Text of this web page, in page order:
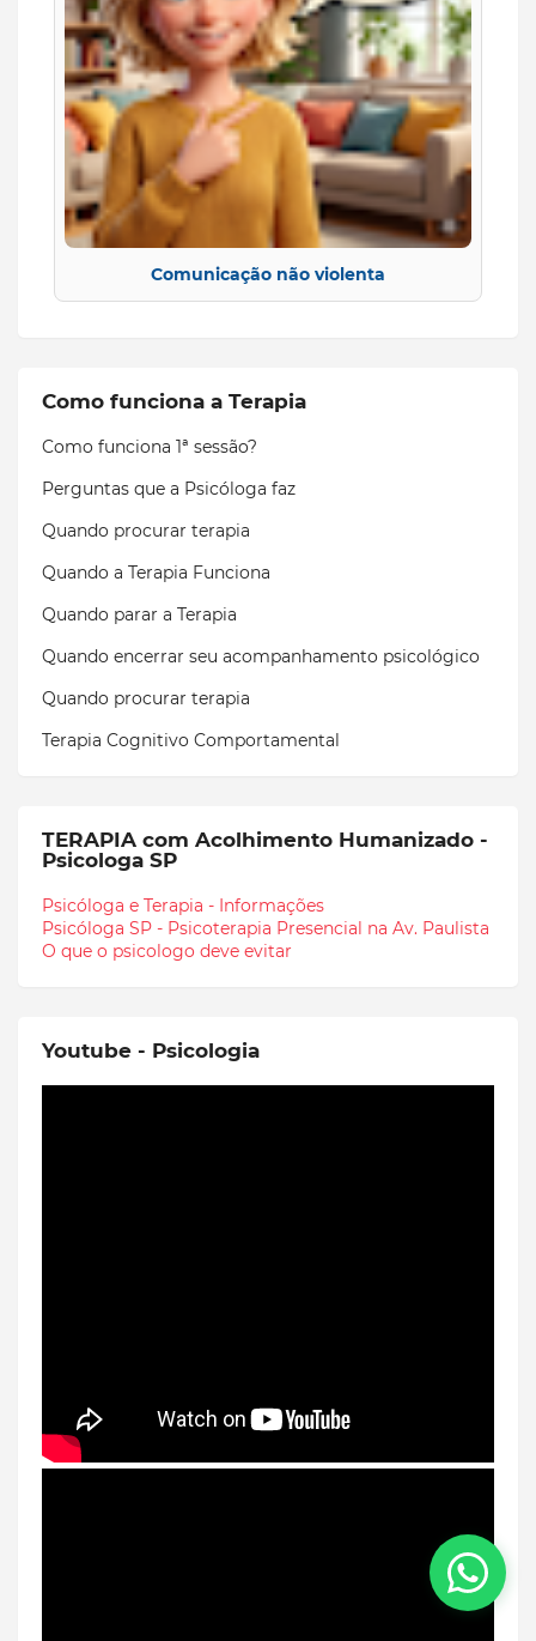
Comunicação não violenta
Como funciona a Terapia
Como funciona 1ª sessão?
Perguntas que a Psicóloga faz
Quando procurar terapia
Quando a Terapia Funciona
Quando parar a Terapia
Quando encerrar seu acompanhamento psicológico
Quando procurar terapia
Terapia Cognitivo Comportamental
TERAPIA com Acolhimento Humanizado -
Psicologa SP
Psicóloga e Terapia - Informações
Psicóloga SP - Psicoterapia Presencial na Av. Paulista
O que o psicologo deve evitar
Youtube - Psicologia